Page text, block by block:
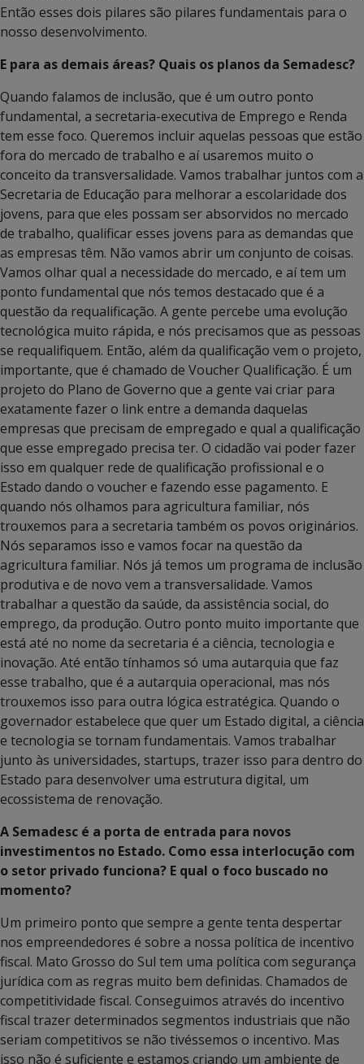
Então esses dois pilares são pilares fundamentais para o
nosso desenvolvimento.
E para as demais áreas? Quais os planos da Semadesc?
Quando falamos de inclusão, que é um outro ponto
fundamental, a secretaria-executiva de Emprego e Renda
tem esse foco. Queremos incluir aquelas pessoas que estão
fora do mercado de trabalho e aí usaremos muito o
conceito da transversalidade. Vamos trabalhar juntos com a
Secretaria de Educação para melhorar a escolaridade dos
jovens, para que eles possam ser absorvidos no mercado
de trabalho, qualificar esses jovens para as demandas que
as empresas têm. Não vamos abrir um conjunto de coisas.
Vamos olhar qual a necessidade do mercado, e aí tem um
ponto fundamental que nós temos destacado que é a
questão da requalificação. A gente percebe uma evolução
tecnológica muito rápida, e nós precisamos que as pessoas
se requalifiquem. Então, além da qualificação vem o projeto,
importante, que é chamado de Voucher Qualificação. É um
projeto do Plano de Governo que a gente vai criar para
exatamente fazer o link entre a demanda daquelas
empresas que precisam de empregado e qual a qualificação
que esse empregado precisa ter. O cidadão vai poder fazer
isso em qualquer rede de qualificação profissional e o
Estado dando o voucher e fazendo esse pagamento. E
quando nós olhamos para agricultura familiar, nós
trouxemos para a secretaria também os povos originários.
Nós separamos isso e vamos focar na questão da
agricultura familiar. Nós já temos um programa de inclusão
produtiva e de novo vem a transversalidade. Vamos
trabalhar a questão da saúde, da assistência social, do
emprego, da produção. Outro ponto muito importante que
está até no nome da secretaria é a ciência, tecnologia e
inovação. Até então tínhamos só uma autarquia que faz
esse trabalho, que é a autarquia operacional, mas nós
trouxemos isso para outra lógica estratégica. Quando o
governador estabelece que quer um Estado digital, a ciência
e tecnologia se tornam fundamentais. Vamos trabalhar
junto às universidades, startups, trazer isso para dentro do
Estado para desenvolver uma estrutura digital, um
ecossistema de renovação.
A Semadesc é a porta de entrada para novos
investimentos no Estado. Como essa interlocução com
o setor privado funciona? E qual o foco buscado no
momento?
Um primeiro ponto que sempre a gente tenta despertar
nos empreendedores é sobre a nossa política de incentivo
fiscal. Mato Grosso do Sul tem uma política com segurança
jurídica com as regras muito bem definidas. Chamados de
competitividade fiscal. Conseguimos através do incentivo
fiscal trazer determinados segmentos industriais que não
seriam competitivos se não tivéssemos o incentivo. Mas
isso não é suficiente e estamos criando um ambiente de